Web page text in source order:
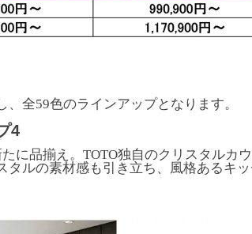
全59色のラインアップとなります。
4
に品揃え。TOTO独自のクリスタルカ
タルの素材感も引き立ち、風格あるキ